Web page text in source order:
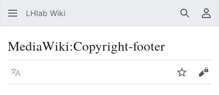
LHlab Wiki Suchen
MediaWiki:Copyright-footer
Sprache